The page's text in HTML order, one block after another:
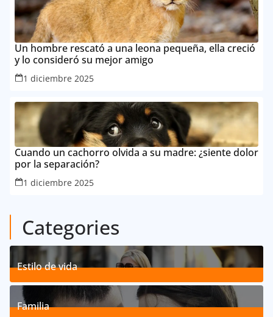
Un hombre rescató a una leona pequeña, ella creció
y lo consideró su mejor amigo
1 diciembre 2025
Cuando un cachorro olvida a su madre: ¿siente dolor
por la separación?
1 diciembre 2025
Categories
Estilo de vida
192Posts
Familia